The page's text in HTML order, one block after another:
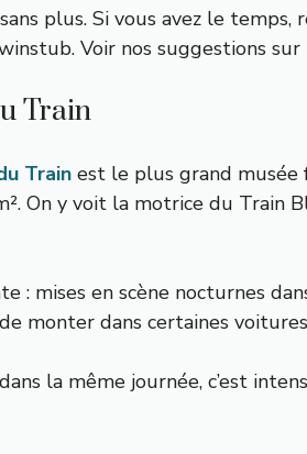
plus. Si vous avez le
Voir nos suggestions sur
Train
Train est le plus grand musée
On y voit la motrice du Train
: mises en scène nocturnes
monter dans certaines
la même journée, c’est